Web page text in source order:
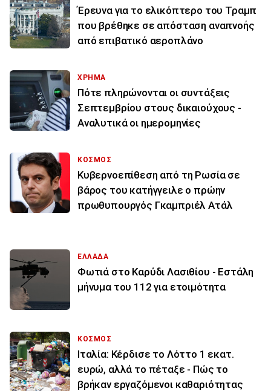
Έρευνα για το ελικόπτερο του Τραμπ
που βρέθηκε σε απόσταση αναπνοής
από επιβατικό αεροπλάνο
ΧΡΗΜΑ
Πότε πληρώνονται οι συντάξεις
Σεπτεμβρίου στους δικαιούχους -
Αναλυτικά οι ημερομηνίες
ΚΟΣΜΟΣ
Κυβερνοεπίθεση από τη Ρωσία σε
βάρος του κατήγγειλε ο πρώην
πρωθυπουργός Γκαμπριέλ Ατάλ
ΕΛΛΑΔΑ
Φωτιά στο Καρύδι Λασιθίου - Εστάλη
μήνυμα του 112 για ετοιμότητα
ΚΟΣΜΟΣ
Ιταλία: Κέρδισε το Λόττο 1 εκατ.
ευρώ, αλλά το πέταξε - Πώς το
βρήκαν εργαζόμενοι καθαριότητας